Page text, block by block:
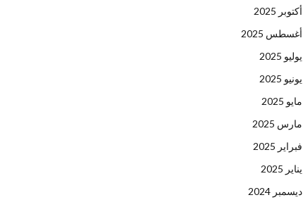
أكتوبر 2025
أغسطس 2025
يوليو 2025
يونيو 2025
مايو 2025
مارس 2025
فبراير 2025
يناير 2025
ديسمبر 2024